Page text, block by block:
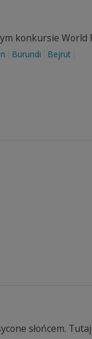
konkursie World
Burundi Bejrut
słońcem.